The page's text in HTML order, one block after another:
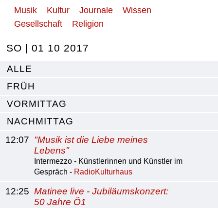
Musik Kultur Journale
Wissen
Gesellschaft
Religion
SO | 01 10 2017
ALLE
FRÜH
VORMITTAG
NACHMITTAG
12:07 "Musik ist die Liebe meines
Lebens"
Intermezzo - Künstlerinnen und Künstler im
Gespräch - RadioKulturhaus
12:25 Matinee live - Jubiläumskonzert:
50 Jahre Ö1